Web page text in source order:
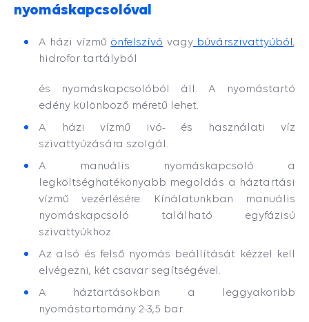
nyomáskapcsolóval
A házi vízmű önfelszívó vagybúvárszivattyúból,
hidrofor tartályból
és nyomáskapcsolóból áll. A nyomástartó
edény különböző méretű lehet.
A házi vízmű ivó- és használati víz
szivattyúzására szolgál.
A manuális nyomáskapcsoló a
legköltséghatékonyabb megoldás a háztartási
vízmű vezérlésére. Kínálatunkban manuális
nyomáskapcsoló található egyfázisú
szivattyúkhoz.
Az alsó és felső nyomás beállítását kézzel kell
elvégezni, két csavar segítségével.
A háztartásokban a leggyakoribb
nyomástartomány 2-3,5 bar.